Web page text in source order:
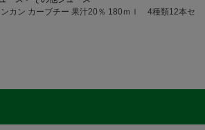
カン カーブチー 果汁20％ 180ｍｌ 4種類12本セ